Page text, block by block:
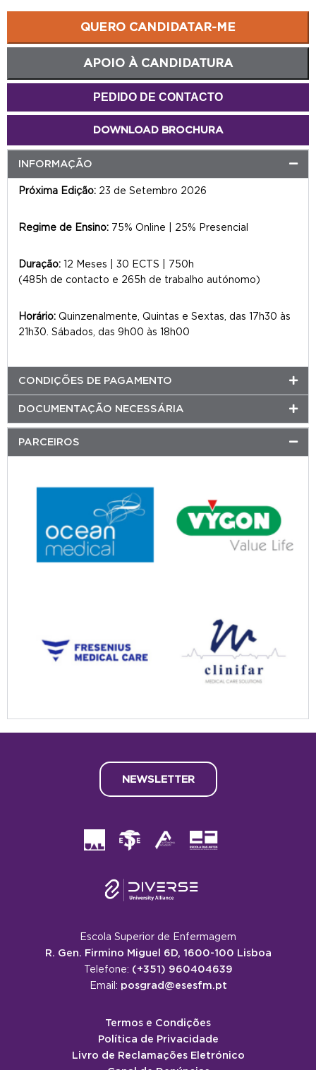
QUERO CANDIDATAR-ME
APOIO À CANDIDATURA
PEDIDO DE CONTACTO
DOWNLOAD BROCHURA
INFORMAÇÃO
Próxima Edição: 23 de Setembro 2026
Regime de Ensino: 75% Online | 25% Presencial
Duração: 12 Meses | 30 ECTS | 750h
(485h de contacto e 265h de trabalho autónomo)
Horário: Quinzenalmente, Quintas e Sextas, das 17h30 às
21h30. Sábados, das 9h00 às 18h00
CONDIÇÕES DE PAGAMENTO
DOCUMENTAÇÃO NECESSÁRIA
PARCEIROS
NEWSLETTER
Escola Superior de Enfermagem
R. Gen. Firmino Miguel 6D, 1600-100 Lisboa
Telefone: (+351) 960404639
Email: posgrad@esesfm.pt
Termos e Condições
Política de Privacidade
Livro de Reclamações Eletrónico